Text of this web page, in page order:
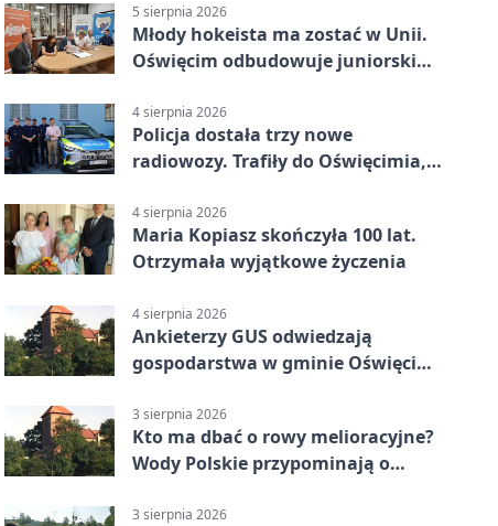
5 sierpnia 2026
Młody hokeista ma zostać w Unii.
Oświęcim odbudowuje juniorski
4 sierpnia 2026
Policja dostała trzy nowe
radiowozy. Trafiły do Oświęcimia,
4 sierpnia 2026
Maria Kopiasz skończyła 100 lat.
Otrzymała wyjątkowe życzenia
4 sierpnia 2026
Ankieterzy GUS odwiedzają
gospodarstwa w gminie Oświęcim.
3 sierpnia 2026
Kto ma dbać o rowy melioracyjne?
Wody Polskie przypominają o
3 sierpnia 2026